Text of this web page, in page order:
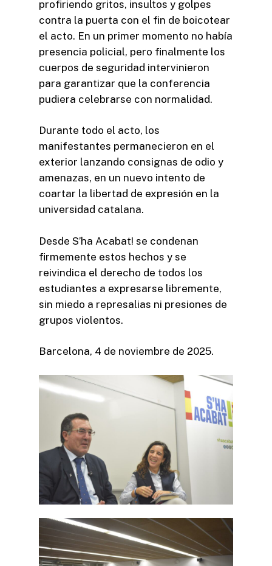
profiriendo gritos, insultos y golpes
contra la puerta con el fin de boicotear
el acto. En un primer momento no había
presencia policial, pero finalmente los
cuerpos de seguridad intervinieron
para garantizar que la conferencia
pudiera celebrarse con normalidad.
Durante todo el acto, los
manifestantes permanecieron en el
exterior lanzando consignas de odio y
amenazas, en un nuevo intento de
coartar la libertad de expresión en la
universidad catalana.
Desde S’ha Acabat! se condenan
firmemente estos hechos y se
reivindica el derecho de todos los
estudiantes a expresarse libremente,
sin miedo a represalias ni presiones de
grupos violentos.
Barcelona, 4 de noviembre de 2025.